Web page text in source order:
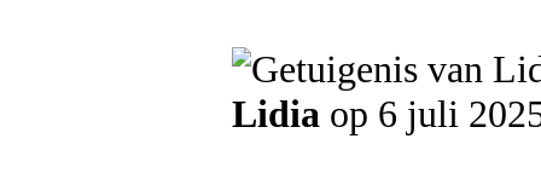
Lidia op 6 juli